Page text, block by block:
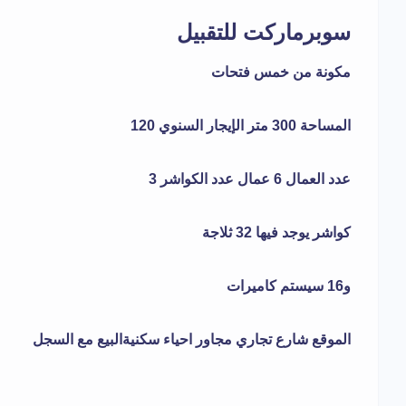
سوبرماركت للتقبيل
مكونة من خمس فتحات
المساحة 300 متر الإيجار السنوي 120
عدد العمال 6 عمال عدد الكواشر 3
كواشر يوجد فيها 32 ثلاجة
و16 سيستم كاميرات
الموقع شارع تجاري مجاور احياء سكنيةالبيع مع السجل